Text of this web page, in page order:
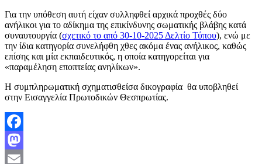
Για την υπόθεση αυτή είχαν συλληφθεί αρχικά προχθές δύο
ανήλικοι για το αδίκημα της επικίνδυνης σωματικής βλάβης κατά
συναυτουργία (σχετικό το από 30-10-2025 Δελτίο Τύπου), ενώ με
την ίδια κατηγορία συνελήφθη χθες ακόμα ένας ανήλικος, καθώς
επίσης και μία εκπαιδευτικός, η οποία κατηγορείται για
«παραμέληση εποπτείας ανηλίκων».
Η συμπληρωματική σχηματισθείσα δικογραφία θα υποβληθεί
στην Εισαγγελία Πρωτοδικών Θεσπρωτίας.
Facebook
Mastodon